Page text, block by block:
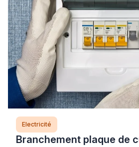
votre installation. Si […]
Electricité
Branchement plaque de